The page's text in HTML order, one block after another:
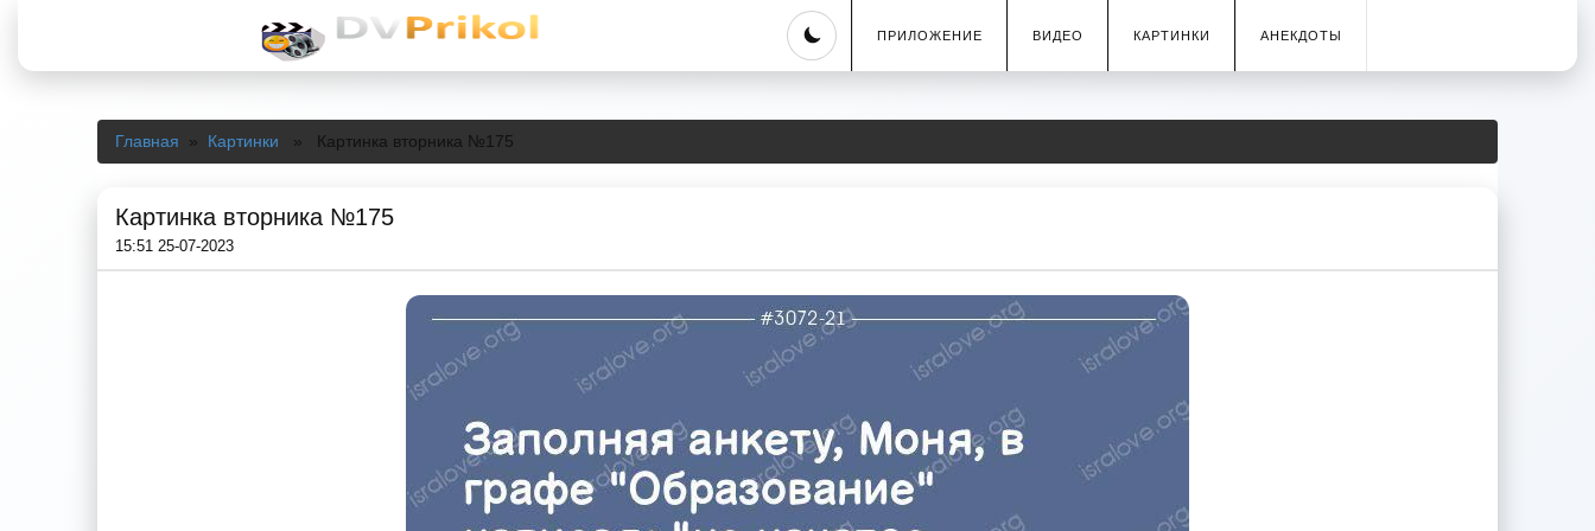
Skip
ПРИЛОЖЕНИЕ ВИДЕО КАРТИНКИ АНЕКДОТЫ
Главная » Картинки » Картинка вторника №175
Картинка вторника №175
15:51 25-07-2023